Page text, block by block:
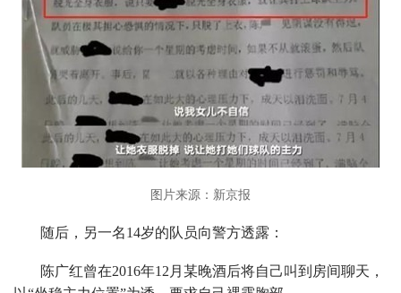
图片来源：新京报
随后，另一名14岁的队员向警方透露：
陈广红曾在2016年12月某晚酒后将自己叫到房间聊天，